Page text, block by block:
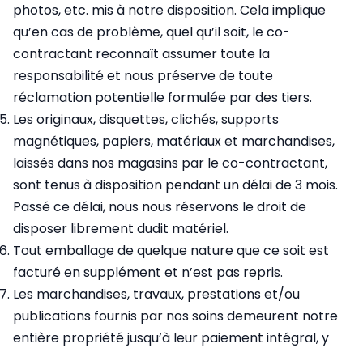
photos, etc. mis à notre disposition. Cela implique
qu’en cas de problème, quel qu’il soit, le co-
contractant reconnaît assumer toute la
responsabilité et nous préserve de toute
réclamation potentielle formulée par des tiers.
Les originaux, disquettes, clichés, supports
magnétiques, papiers, matériaux et marchandises,
laissés dans nos magasins par le co-contractant,
sont tenus à disposition pendant un délai de 3 mois.
Passé ce délai, nous nous réservons le droit de
disposer librement dudit matériel.
Tout emballage de quelque nature que ce soit est
facturé en supplément et n’est pas repris.
Les marchandises, travaux, prestations et/ou
publications fournis par nos soins demeurent notre
entière propriété jusqu’à leur paiement intégral, y